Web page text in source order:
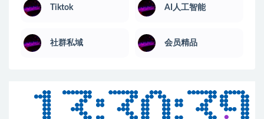
Tiktok AI人工智能
社群私域 会员精品